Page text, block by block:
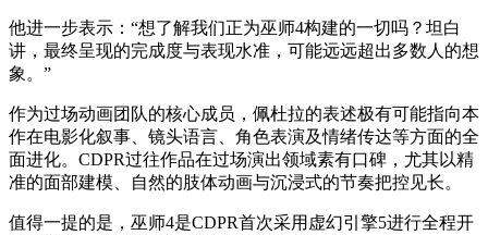
他进一步表示：“想了解我们正为巫师4构建的一切吗？坦白
讲，最终呈现的完成度与表现水准，可能远远超出多数人的想
象。”
作为过场动画团队的核心成员，佩杜拉的表述极有可能指向本
作在电影化叙事、镜头语言、角色表演及情绪传达等方面的全
面进化。CDPR过往作品在过场演出领域素有口碑，尤其以精
准的面部建模、自然的肢体动画与沉浸式的节奏把控见长。
值得一提的是，巫师4是CDPR首次采用虚幻引擎5进行全程开